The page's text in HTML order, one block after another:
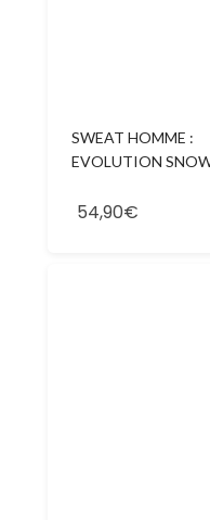
SWEAT HOMME :
EVOLUTION
54,90€